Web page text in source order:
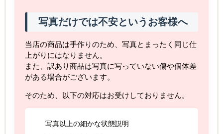
写真だけでは不安というお客様へ
当店の商品は手作りのため、写真とまったく同じ仕
上がりにはなりません。
また、訳あり商品は写真に写っていない傷や個体差
がある場合がございます。
そのため、以下の対応はお受けしておりません。
写真以上の細かな状態説明